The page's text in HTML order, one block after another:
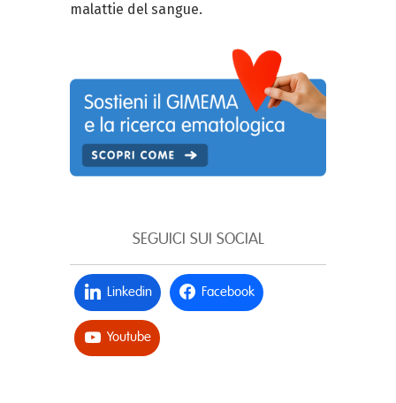
malattie del sangue.
SEGUICI SUI SOCIAL
Linkedin Facebook
Youtube